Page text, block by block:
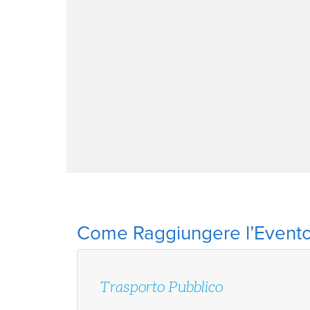
Come Raggiungere
Trasporto Pubblico